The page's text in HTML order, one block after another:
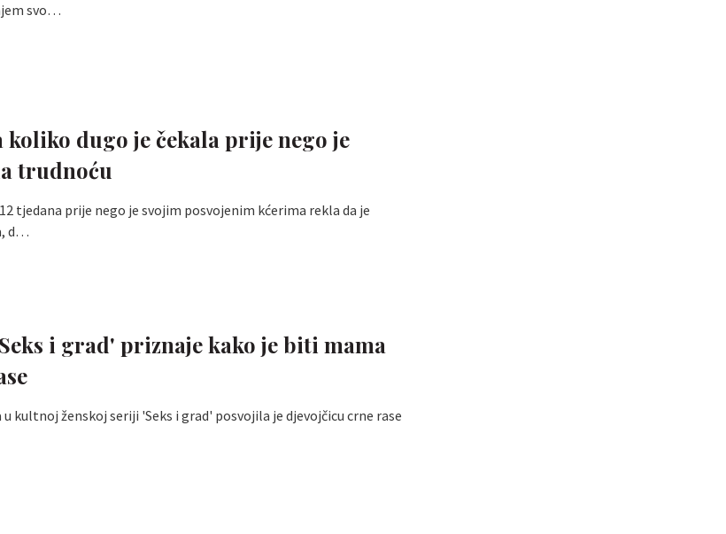
svo…
dugo je čekala prije nego je
trudnoću
tjedana prije nego je svojim posvojenim kćerima rekla da je
d…
i grad' priznaje kako je biti mama
kultnoj ženskoj seriji 'Seks i grad' posvojila je djevojčicu crne rase